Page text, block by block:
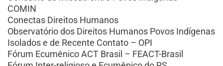
COMIN
Conectas Direitos Humanos
Observatório dos Direitos Humanos Povos Indígenas
Isolados e de Recente Contato – OPI
Fórum Ecumênico ACT Brasil – FEACT-Brasil